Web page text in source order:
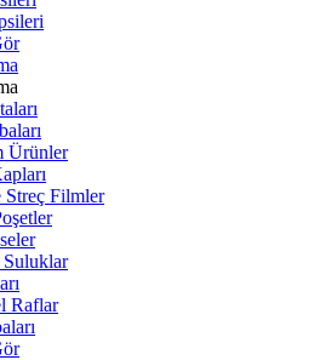
Ürünler
Streç Filmler
Suluklar
Raflar